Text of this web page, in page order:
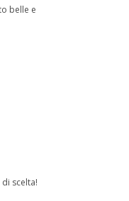
belle e
scelta!